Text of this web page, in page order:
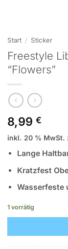
Start / Sticker
Freestyle
“Flowers”
8,99 €
inkl. 20 % MwSt.
Lange
Kratzfest
Wasserfeste
1 vorrätig